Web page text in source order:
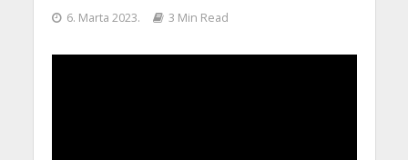
6. Marta 2023. 3 Min Read